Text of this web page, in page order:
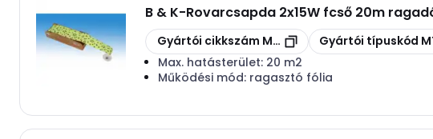
B & K-Rovarcsapda 2x15W fcső 20m
Másolás
Gyártói cikkszám MT82100Másolás
Gyártói típuskód
Max. hatásterület: 20 m2
Működési mód: ragasztó fólia